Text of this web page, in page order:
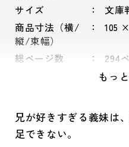
サイズ
文庫
商品寸法（横/
縦/束幅）
105
総ページ数 294
もっ
兄が好きすぎる義妹は
足できない。